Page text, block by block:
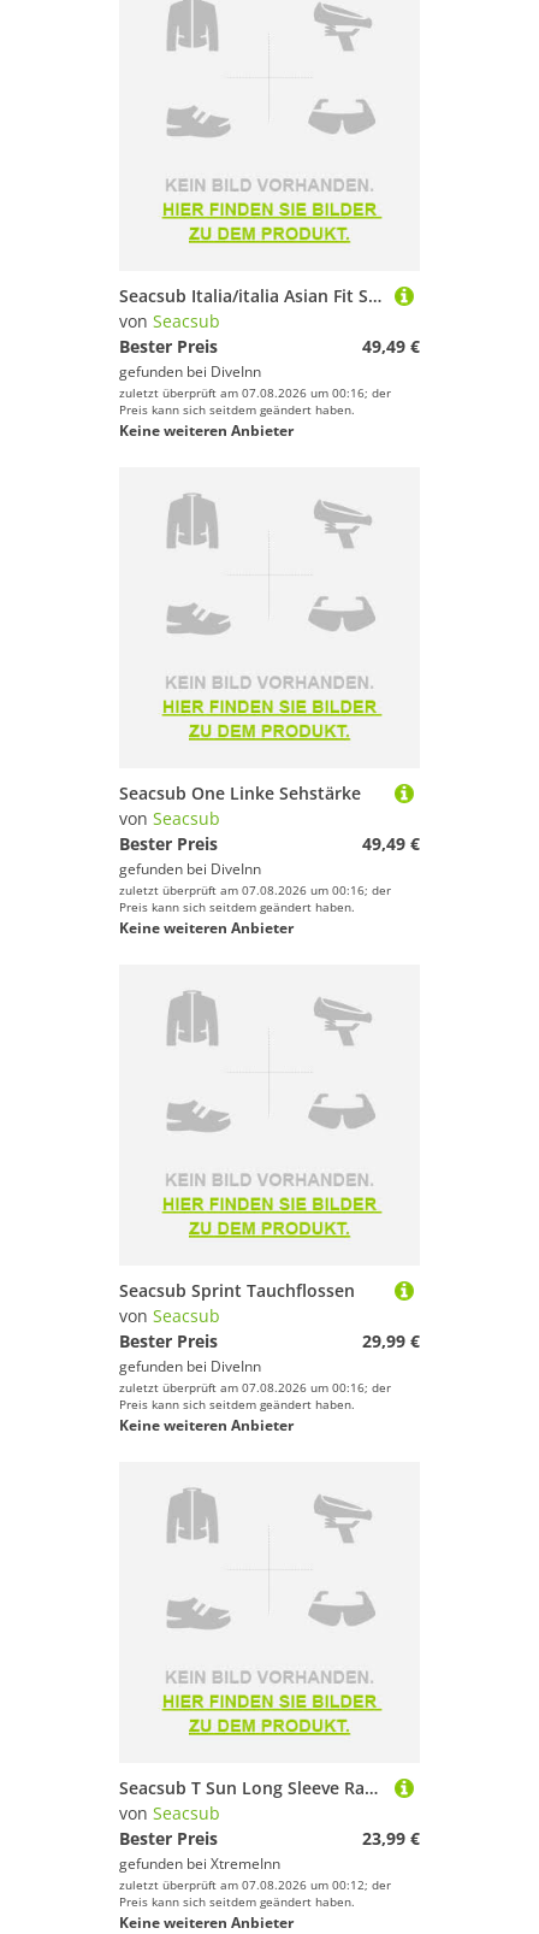
Seacsub Italia/italia Asian Fit Sehstärkeglas
von Seacsub
Bester Preis
49,49 €
gefunden bei DiveInn
zuletzt überprüft am 07.08.2026 um 00:16; der
Preis kann sich seitdem geändert haben.
Keine weiteren Anbieter
Seacsub One Linke Sehstärke
von Seacsub
Bester Preis
49,49 €
gefunden bei DiveInn
zuletzt überprüft am 07.08.2026 um 00:16; der
Preis kann sich seitdem geändert haben.
Keine weiteren Anbieter
Seacsub Sprint Tauchflossen
von Seacsub
Bester Preis
29,99 €
gefunden bei DiveInn
zuletzt überprüft am 07.08.2026 um 00:16; der
Preis kann sich seitdem geändert haben.
Keine weiteren Anbieter
Seacsub T Sun Long Sleeve Rash Guard Rosa 7 Years Kinder
von Seacsub
Bester Preis
23,99 €
gefunden bei XtremeInn
zuletzt überprüft am 07.08.2026 um 00:12; der
Preis kann sich seitdem geändert haben.
Keine weiteren Anbieter